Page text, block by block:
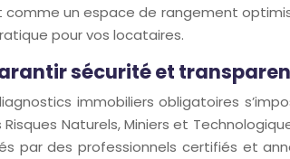
un espace de rangement
pour vos locataires.
sécurité et
immobiliers obligatoires
Risques Naturels, Miniers et
par des professionnels certifiés et